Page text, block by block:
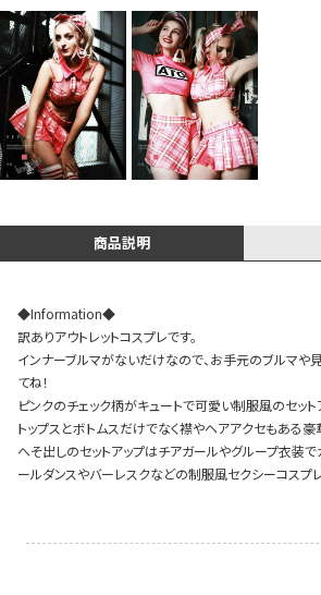
スタッフコーディネート
商品説明
◆Information◆
訳ありアウトレットコスプレです。
インナーブルマがないだけなので、お手元のブルマや
てね！
ピンクのチェック柄がキュートで可愛い制服風のセッ
トップスとボトムスだけでなく襟やヘアアクセもある
へそ出しのセットアップはチアガールやグループ衣装
ールダンスやバーレスクなどの制服風セクシーコスプ